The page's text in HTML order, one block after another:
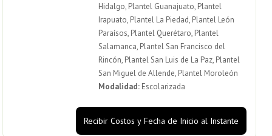
Hidalgo, Plantel Guanajuato, Plantel
Irapuato, Plantel La Piedad, Plantel León
Paraísos, Plantel Querétaro, Plantel
Salamanca, Plantel San Francisco del
Rincón, Plantel San Luis de La Paz, Plantel
San Miguel de Allende, Plantel Moroleón
Modalidad:Escolarizada
Recibir Costos y Fecha de Inicio al Instante